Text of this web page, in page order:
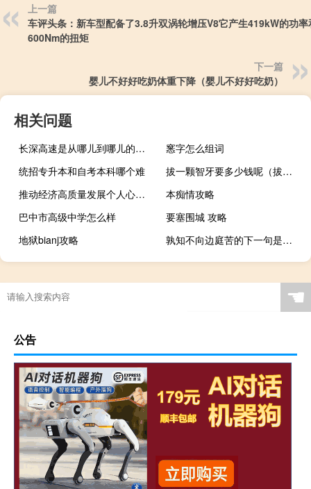
上一篇
车评头条：新车型配备了3.8升双涡轮增压V8它产生419kW的功率
600Nm的扭矩
下一篇
婴儿不好好吃奶体重下降（婴儿不好好吃奶）
相关问题
长深高速是从哪儿到哪儿的（长深高速是哪里到哪里）
窸字怎么组词
统招专升本和自考本科哪个难
拔一颗智牙要多少钱呢（拔一颗智牙要多少钱）
推动经济高质量发展个人心得体会
本痴情攻略
巴中市高级中学怎么样
要塞围城 攻略
地狱bianj攻略
孰知不向边庭苦的下一句是什么
☚
公告